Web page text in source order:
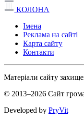
КОЛОНА
Імена
Реклама на сайті
Карта сайту
Контакти
Матеріали сайту
© 2013–2026 Сайт
Developed by PryVit